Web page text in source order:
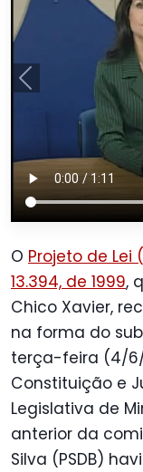
Anterior
O Projeto de Lei
13.394, de 1999,
Chico Xavier,
na forma do
terça-feira (4/6/
Constituição e
Legislativa de
anterior da
Silva (PSDB)